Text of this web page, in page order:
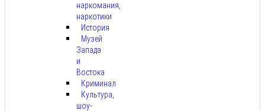
наркомания,
наркотики
История
Музей
Запада
и
Востока
Криминал
Культура,
шоу-